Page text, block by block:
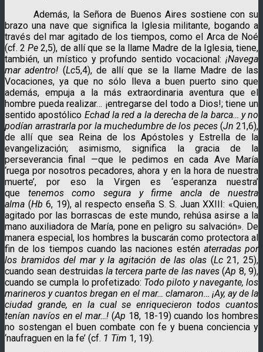
Además, la Señora de Buenos Aires sostiene con su
brazo una nave que significa la Iglesia militante, bogando a
través del mar agitado de los tiempos, como el Arca de Noé
(cf. 2Pe 2,5), de allí que se la llame Madre de la Iglesia, tiene,
también, un místico y profundo sentido vocacional: ¡Navega
mar adentro! (Lc5,4), de allí que se la llame Madre de las
Vocaciones, ya que no sólo lleva a buen puerto sino que
además, empuja a la más extraordinaria aventura que el
hombre pueda realizar… ¡entregarse del todo a Dios!; tiene un
sentido apostólico Echad la red a la derecha de la barca… y no
podían arrastrarla por la muchedumbre de los peces(Jn 21,6),
de allí que sea Reina de los Apóstoles y Estrella de la
evangelización; asimismo, significa la gracia de la
perseverancia final —que le pedimos en cada Ave María
‘ruega por nosotros pecadores, ahora y en la hora de nuestra
muerte’, por eso la Virgen es ‘esperanza nuestra’
que tenemos como segura y firme ancla de nuestra
alma (Hb 6, 19), al respecto enseña S. S. Juan XXIII: «Quien,
agitado por las borrascas de este mundo, rehúsa asirse a la
mano auxiliadora de María, pone en peligro su salvación». De
manera especial, los hombres la buscarán como protectora al
fin de los tiempos cuando las naciones estén aterradas por
los bramidos del mar y la agitación de las olas (Lc21, 25),
cuando sean destruidasla tercera parte de las naves(Ap 8, 9),
cuando se cumpla lo profetizado: Todo piloto y navegante, los
marineros y cuantos bregan en el mar… clamaron… ¡Ay, ay de la
ciudad grande, en la cual se enriquecieron todos cuantos
tenían navíos en el mar…! (Ap 18, 18-19) cuando los hombres
no sostengan el buen combate con fe y buena conciencia y
‘naufraguen en la fe’ (cf. 1 Tim 1, 19).